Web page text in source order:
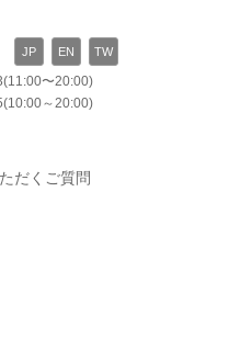
(11:00〜20:00)
(10:00～20:00)
JP EN TW
だくご質問